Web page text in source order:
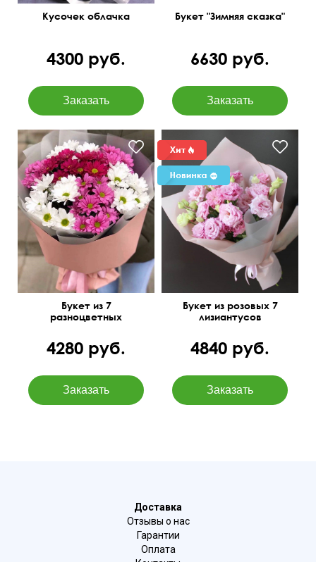
Кусочек облачка
4300 руб.
Букет "Зимняя сказка"
6630 руб.
Букет из 7
разноцветных
4280 руб.
Букет из розовых 7
лизиантусов
4840 руб.
Доставка
Отзывы о нас
Гарантии
Оплата